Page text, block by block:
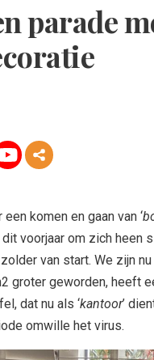
parade
komen en gaan van ‘
voorjaar om zich heen
van start. We zijn
groter geworden, heeft
dat nu als ‘kantoor’
omwille het virus.